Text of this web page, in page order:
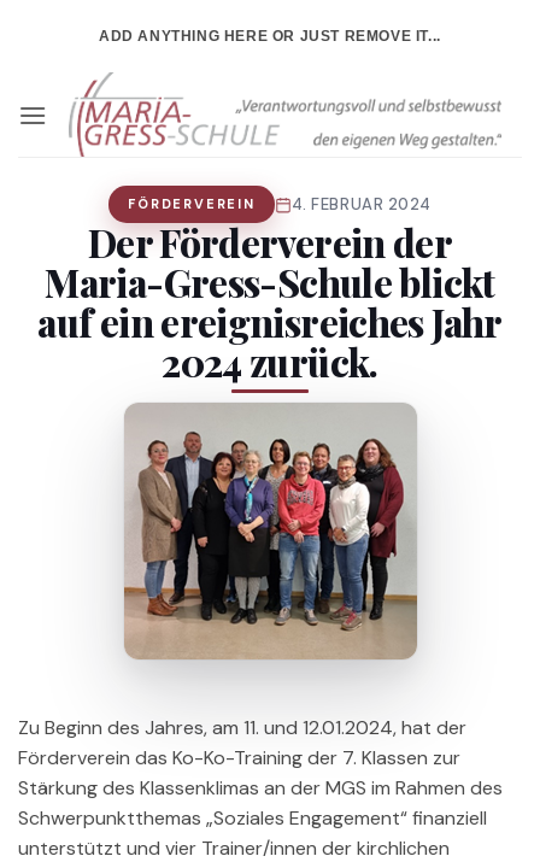
ADD ANYTHING HERE OR JUST REMOVE IT...
FÖRDERVEREIN 4. FEBRUAR 2024
Der Förderverein der
Maria-Gress-Schule blickt
auf ein ereignisreiches Jahr
2024 zurück.
Zu Beginn des Jahres, am 11. und 12.01.2024, hat der
Förderverein das Ko-Ko-Training der 7. Klassen zur
Stärkung des Klassenklimas an der MGS im Rahmen des
Schwerpunktthemas „Soziales Engagement“ finanziell
unterstützt und vier Trainer/innen der kirchlichen